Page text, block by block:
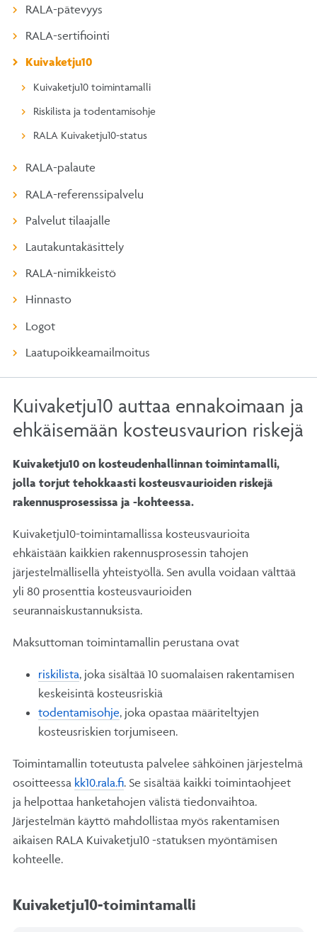
RALA-pätevyys
RALA-sertifiointi
Kuivaketju10
Kuivaketju10 toimintamalli
Riskilista ja todentamisohje
RALA Kuivaketju10-status
RALA-palaute
RALA-referenssipalvelu
Palvelut tilaajalle
Lautakuntakäsittely
RALA-nimikkeistö
Hinnasto
Logot
Laatupoikkeamailmoitus
Kuivaketju10 auttaa ennakoimaan ja
ehkäisemään kosteusvaurion riskejä
Kuivaketju10 on kosteudenhallinnan toimintamalli,
jolla torjut tehokkaasti kosteusvaurioiden riskejä
rakennusprosessissa ja -kohteessa.
Kuivaketju10-toimintamallissa kosteusvaurioita
ehkäistään kaikkien rakennusprosessin tahojen
järjestelmällisellä yhteistyöllä. Sen avulla voidaan välttää
yli 80 prosenttia kosteusvaurioiden
seurannaiskustannuksista.
Maksuttoman toimintamallin perustana ovat
riskilista, joka sisältää 10 suomalaisen rakentamisen
keskeisintä kosteusriskiä
todentamisohje, joka opastaa määriteltyjen
kosteusriskien torjumiseen.
Toimintamallin toteutusta palvelee sähköinen järjestelmä
osoitteessa kk10.rala.fi. Se sisältää kaikki toimintaohjeet
ja helpottaa hanketahojen välistä tiedonvaihtoa.
Järjestelmän käyttö mahdollistaa myös rakentamisen
aikaisen RALA Kuivaketju10 -statuksen myöntämisen
kohteelle.
Kuivaketju10-toimintamalli